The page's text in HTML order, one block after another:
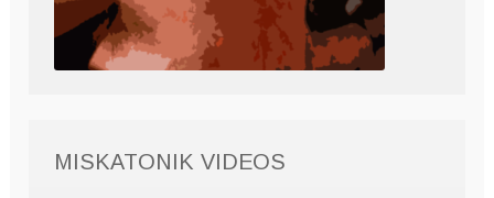
MISKATONIK VIDEOS